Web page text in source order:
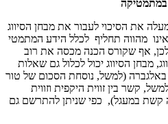
במתמטיקה
את הסיכוי לעבור את מבחן הסיווג
מהווה תחליף לכלל הידע המתמטי
לכן, אף שקורס הכנה מכסה את רוב
מבחן הסיווג יכול לכלול גם שאלות
(למשל, נוסחת הסכום של טור
קשר בין זווית היקפית וזווית
קשת במעגל), כפי שניתן להתרשם גם